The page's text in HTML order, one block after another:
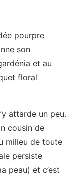
pourpre
son
et au
floral
attarde un peu.
cousin de
milieu de toute
persiste
peau) et c’est